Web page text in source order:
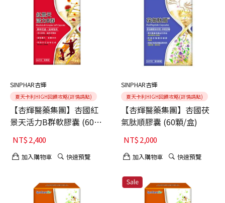
SINPHAR杏輝
夏天卡利HIGH回饋攻略(詳情請點)
【杏輝醫藥集團】杏國紅
景天活力B群軟膠囊 (60
顆/盒) /2入
NT$2,400
加入購物車 快速預覽
SINPHAR杏輝
夏天卡利HIGH回饋攻略(詳情請點)
【杏輝醫藥集團】杏國茯
氣肽順膠囊 (60顆/盒)
NT$2,000
加入購物車 快速預覽